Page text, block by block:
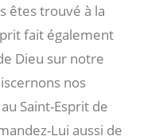
êtes trouvé à la
fait également
Dieu sur notre
nos
Saint-Esprit de
Lui aussi de